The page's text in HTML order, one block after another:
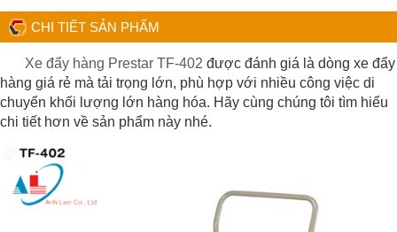
CHI TIẾT SẢN PHẨM
Xe đẩy hàng Prestar TF-402 được đánh giá là dòng xe đẩy
hàng giá rẻ mà tải trọng lớn, phù hợp với nhiều công việc di
chuyển khối lượng lớn hàng hóa. Hãy cùng chúng tôi tìm hiểu
chi tiết hơn về sản phẩm này nhé.